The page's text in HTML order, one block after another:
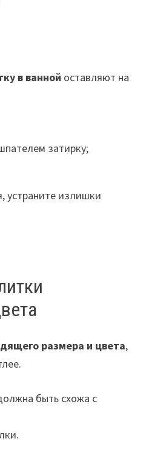
в ванной оставляют на
затирку;
устраните излишки
размера и цвета,
быть схожа с